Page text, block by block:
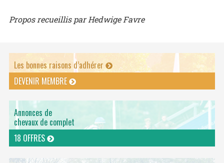
Propos recueillis par Hedwige Favre
Les bonnes raisons d’adhérer
DEVENIR MEMBRE
Annonces de
chevaux de complet
18 OFFRES